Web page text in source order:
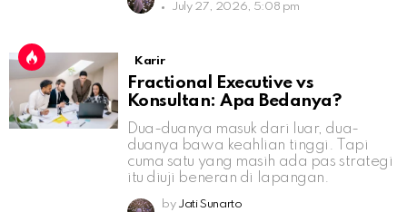
July 27, 2026, 5:08 pm
Karir
Fractional Executive vs
Konsultan: Apa Bedanya?
Dua-duanya masuk dari luar, dua-
duanya bawa keahlian tinggi. Tapi
cuma satu yang masih ada pas strategi
itu diuji beneran di lapangan.
by Jati Sunarto